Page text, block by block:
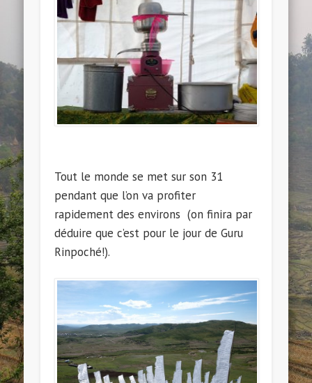
Tout le monde se met sur son 31
pendant que l’on va profiter
rapidement des environs (on finira par
déduire que c’est pour le jour de Guru
Rinpoché!).